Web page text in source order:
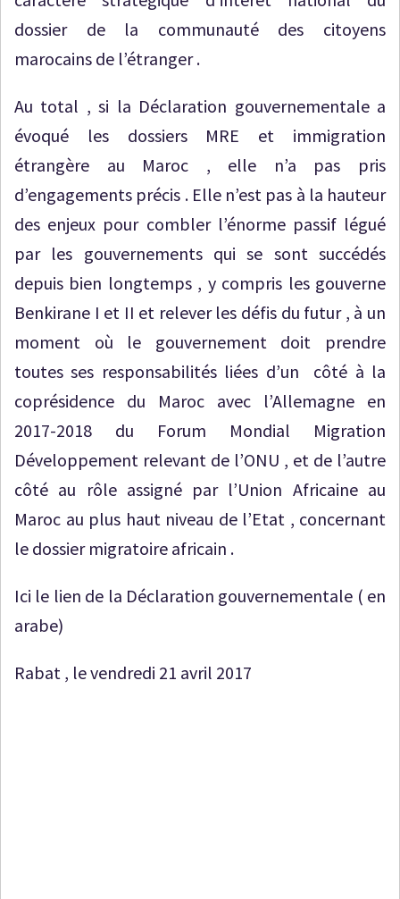
dossier de la communauté des citoyens
marocains de l’étranger .
Au total , si la Déclaration gouvernementale a
évoqué les dossiers MRE et immigration
étrangère au Maroc , elle n’a pas pris
d’engagements précis . Elle n’est pas à la hauteur
des enjeux pour combler l’énorme passif légué
par les gouvernements qui se sont succédés
depuis bien longtemps , y compris les gouverne
Benkirane I et II et relever les défis du futur , à un
moment où le gouvernement doit prendre
toutes ses responsabilités liées d’un côté à la
coprésidence du Maroc avec l’Allemagne en
2017-2018 du Forum Mondial Migration
Développement relevant de l’ONU , et de l’autre
côté au rôle assigné par l’Union Africaine au
Maroc au plus haut niveau de l’Etat , concernant
le dossier migratoire africain .
Ici le lien de la Déclaration gouvernementale ( en
arabe)
Rabat , le vendredi 21 avril 2017